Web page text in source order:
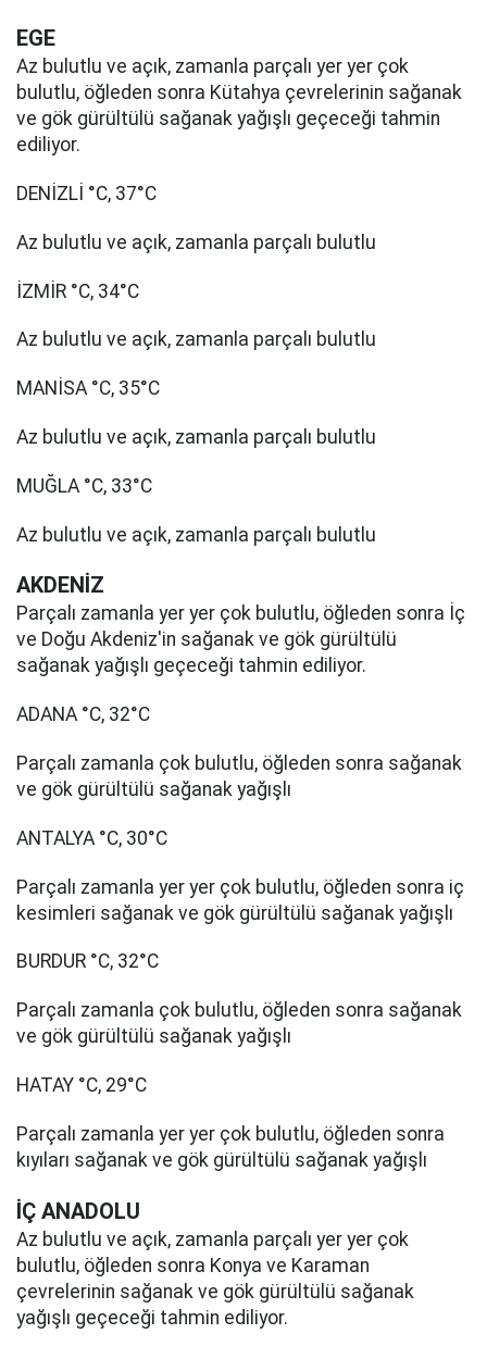
EGE
Az bulutlu ve açık, zamanla parçalı yer yer çok
bulutlu, öğleden sonra Kütahya çevrelerinin sağanak
ve gök gürültülü sağanak yağışlı geçeceği tahmin
ediliyor.
DENİZLİ °C, 37°C
Az bulutlu ve açık, zamanla parçalı bulutlu
İZMİR °C, 34°C
Az bulutlu ve açık, zamanla parçalı bulutlu
MANİSA °C, 35°C
Az bulutlu ve açık, zamanla parçalı bulutlu
MUĞLA °C, 33°C
Az bulutlu ve açık, zamanla parçalı bulutlu
AKDENİZ
Parçalı zamanla yer yer çok bulutlu, öğleden sonra İç
ve Doğu Akdeniz'in sağanak ve gök gürültülü
sağanak yağışlı geçeceği tahmin ediliyor.
ADANA °C, 32°C
Parçalı zamanla çok bulutlu, öğleden sonra sağanak
ve gök gürültülü sağanak yağışlı
ANTALYA °C, 30°C
Parçalı zamanla yer yer çok bulutlu, öğleden sonra iç
kesimleri sağanak ve gök gürültülü sağanak yağışlı
BURDUR °C, 32°C
Parçalı zamanla çok bulutlu, öğleden sonra sağanak
ve gök gürültülü sağanak yağışlı
HATAY °C, 29°C
Parçalı zamanla yer yer çok bulutlu, öğleden sonra
kıyıları sağanak ve gök gürültülü sağanak yağışlı
İÇ ANADOLU
Az bulutlu ve açık, zamanla parçalı yer yer çok
bulutlu, öğleden sonra Konya ve Karaman
çevrelerinin sağanak ve gök gürültülü sağanak
yağışlı geçeceği tahmin ediliyor.